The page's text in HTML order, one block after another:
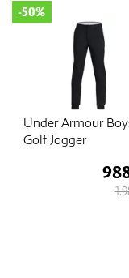
Under Armour
Golf Jogger
-50%